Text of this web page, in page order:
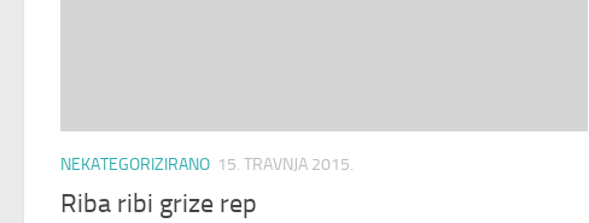
NEKATEGORIZIRANO 15. TRAVNJA 2015.
Riba ribi grize rep